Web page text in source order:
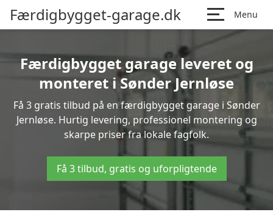
Færdigbygget-garage.dk Menu
Færdigbygget garage leveret og
monteret i Sønder Jernløse
Få 3 gratis tilbud på en færdigbygget garage i Sønder
Jernløse. Hurtig levering, professionel montering og
skarpe priser fra lokale fagfolk.
Få 3 tilbud, gratis og uforpligtende